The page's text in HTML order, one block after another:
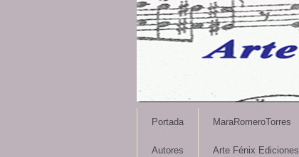
Portada MaraRomeroTorres
Autores Arte Fénix Ediciones